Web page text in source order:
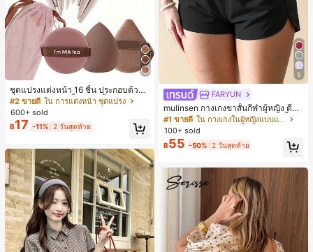
ชุดแปรงแต่งหน้า 16 ชิ้น ประกอบด้วยแ
ปรงแต่งหน้า 13 ชิ้น, ฟองน้ำแต่งหน้ารู
ปหยดน้ำ 1 ชิ้น, แปรงแป้งรองพื้นกลม 1
ชิ้น และฟองน้ำแต่งหน้ารูปสามเหลี่ยม
1 ชิ้น - ชุดคลาสสิก ทำจากขนสังเคราะ
หญิงและเด็กผู้หญิง เหมาะสำหรับฤดูใบ
ไม้ร่วงและฤดูหนาว
#2 ขายดี ใน การแต่งหน้า ชุดแปรง
600+ sold
฿17 -11% 2 วันสุดท้าย
5
FARYUN
mulinsen กางเกงขาสั้นกีฬาผู้หญิง ดีไซ
น์ปลายเปิด เอวยืดหยุ่น กางเกงขาสั้น
ลำลองกีฬาฤดูร้อน ความยาว 3/4
#1 ขายดี
ใน กางเกงในผู้หญิงแบบแอคทีฟ
100+ sold
฿55 -50% 2 วันสุดท้าย